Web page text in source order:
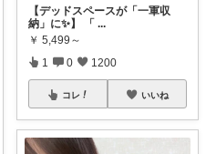
【デッドスペースが「一軍収
納」に✨】 「 ...
￥ 5,499～
1 0 1200
コレ いいね